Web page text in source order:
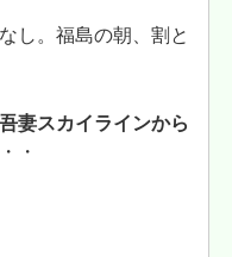
し。福島の朝、割と
妻スカイラインから
・